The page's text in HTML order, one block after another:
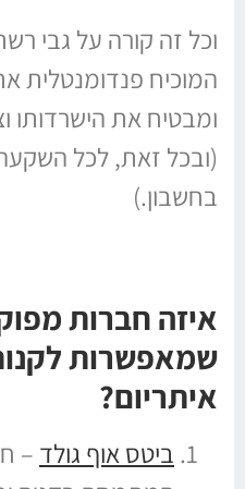
וכל זה קורה על גבי
המוכיח פנדומנטלית
ומבטיח את הישרדותו
(ובכל זאת, לכל
בחשבון.)
איזה חברות
שמאפשרות
איתריום?
ביטס אוף גולד